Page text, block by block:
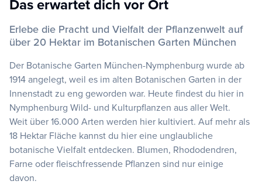
Das erwartet dich vor Ort
Erlebe die Pracht und Vielfalt der Pflanzenwelt auf
über 20 Hektar im Botanischen Garten München
Der Botanische Garten München-Nymphenburg wurde ab
1914 angelegt, weil es im alten Botanischen Garten in der
Innenstadt zu eng geworden war. Heute findest du hier in
Nymphenburg Wild- und Kulturpflanzen aus aller Welt.
Weit über 16.000 Arten werden hier kultiviert. Auf mehr als
18 Hektar Fläche kannst du hier eine unglaubliche
botanische Vielfalt entdecken. Blumen, Rhododendren,
Farne oder fleischfressende Pflanzen sind nur einige
davon.